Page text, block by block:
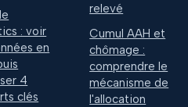
: voir
en
4
clés
relevé
Cumul AAH et
chômage :
comprendre le
mécanisme de
l'allocation